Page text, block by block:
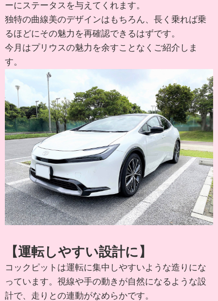
ーにステータスを与えてくれます。
独特の曲線美のデザインはもちろん、長く乗れば乗
るほどにその魅力を再確認できるはずです。
今月はプリウスの魅力を余すことなくご紹介しま
す。
【運転しやすい設計に】
コックピットは運転に集中しやすいような造りにな
っています。視線や手の動きが自然になるような設
計で、走りとの連動がなめらかです。